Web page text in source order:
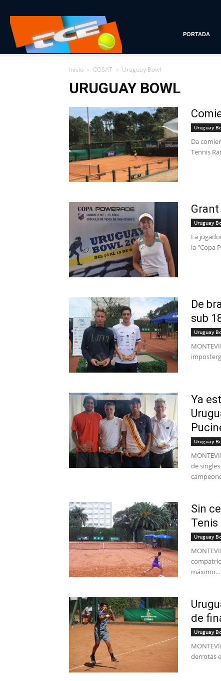
con
Estilo
PORTADA
Inicio COSAT Uruguay Bowl
URUGUAY BOWL
Uruguay
Da
Tennis
Uruguay
La
la "Copa
De
sub
Uruguay
Ya
Uruguay
de
Sin
Tenis
Uruguay
máximo...
de
Uruguay
derrotas